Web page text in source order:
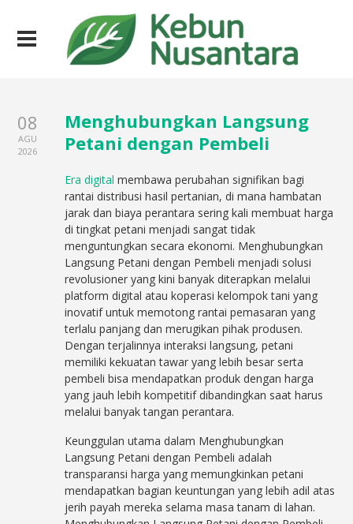
08
AGU
2026
Menghubungkan Langsung
Petani dengan Pembeli
Era digital membawa perubahan signifikan bagi
rantai distribusi hasil pertanian, di mana hambatan
jarak dan biaya perantara sering kali membuat harga
di tingkat petani menjadi sangat tidak
menguntungkan secara ekonomi. Menghubungkan
Langsung Petani dengan Pembeli menjadi solusi
revolusioner yang kini banyak diterapkan melalui
platform digital atau koperasi kelompok tani yang
inovatif untuk memotong rantai pemasaran yang
terlalu panjang dan merugikan pihak produsen.
Dengan terjalinnya interaksi langsung, petani
memiliki kekuatan tawar yang lebih besar serta
pembeli bisa mendapatkan produk dengan harga
yang jauh lebih kompetitif dibandingkan saat harus
melalui banyak tangan perantara.
Keunggulan utama dalam Menghubungkan
Langsung Petani dengan Pembeli adalah
transparansi harga yang memungkinkan petani
mendapatkan bagian keuntungan yang lebih adil atas
jerih payah mereka selama masa tanam di lahan.